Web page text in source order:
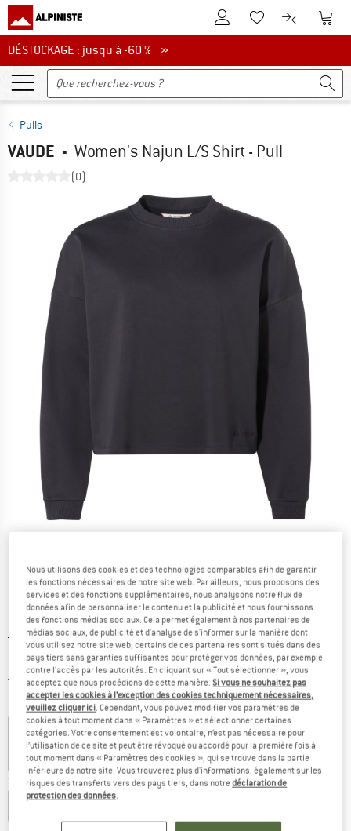
Vers le compte client
Vers la liste
Vers le
DÉSTOCKAGE : jusqu'à -60 %
DÉSTOCKAGE : jusqu'à -60 % »
Pulls
VAUDE - Women's Najun L/S Shirt - Pull
(0)
Prix initial :
79,95€
Prix:
31,98€ TVA incl.
hors Frais de livraisonInformations sur les frais de livraison. Ouvre une
Couleur:Phantom Black
-60 % -60 % -60 %
Sélectionner taille:
EU
Nous utilisons des cookies et des technologies comparables afin de garantir
les fonctions nécessaires de notre site web. Par ailleurs, nous proposons des
services et des fonctions supplémentaires, nous analysons notre flux de
données afin de personnaliser le contenu et la publicité et nous fournissons
des fonctions médias sociaux. Cela permet également à nos partenaires de
médias sociaux, de publicité et d'analyse de s'informer sur la manière dont
vous utilisez notre site web; certains de ces partenaires sont situés dans des
pays tiers sans garanties suffisantes pour protéger vos données, par exemple
contre l'accès par les autorités. En cliquant sur « Tout sélectionner », vous
acceptez que nous procédions de cette manière.Si vous ne souhaitez pas
accepter les cookies à l’exception des cookies techniquement nécessaires,
veuillez cliquer ici. Cependant, vous pouvez modifier vos paramètres de
cookies à tout moment dans « Paramètres » et sélectionner certaines
catégories. Votre consentement est volontaire, n’est pas nécessaire pour
l’utilisation de ce site et peut être révoqué ou accordé pour la première fois à
tout moment dans « Paramètres des cookies », qui se trouve dans la partie
inférieure de notre site. Vous trouverez plus d'informations, également sur les
risques des transferts vers des pays tiers, dans notredéclaration de
protection des données.